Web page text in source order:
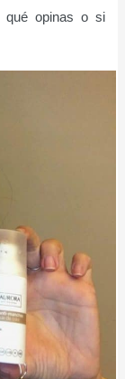
qué opinas o si